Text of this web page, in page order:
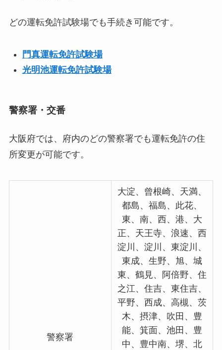
どの運転免許試験場でも手続き可能です。
門真運転免許試験場
光明池運転免許試験場
警察署・交番
大阪府では、府内のどの警察署でも運転免許の住
所変更が可能です。
警察署
大淀、曾根崎、天満、
都島、福島、此花、
東、南、西、港、大
正、天王寺、浪速、西
淀川、淀川、東淀川、
東成、生野、旭、城
東、鶴見、阿倍野、住
之江、住吉、東住吉、
平野、西成、高槻、茨
木、摂津、吹田、豊
能、箕面、池田、豊
中、豊中南、堺、北